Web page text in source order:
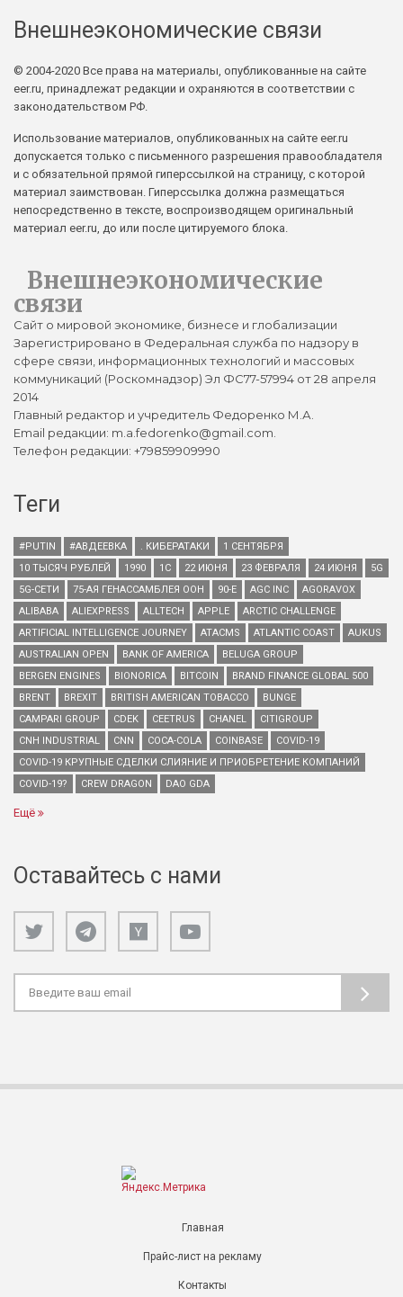
Внешнеэкономические связи
© 2004-2020 Все права на материалы, опубликованные на сайте
eer.ru, принадлежат редакции и охраняются в соответствии с
законодательством РФ.
Использование материалов, опубликованных на сайте eer.ru
допускается только с письменного разрешения правообладателя
и с обязательной прямой гиперссылкой на страницу, с которой
материал заимствован. Гиперссылка должна размещаться
непосредственно в тексте, воспроизводящем оригинальный
материал eer.ru, до или после цитируемого блока.
Внешнеэкономические
связи
Сайт о мировой экономике, бизнесе и глобализации
Зарегистрировано в Федеральная служба по надзору в
сфере связи, информационных технологий и массовых
коммуникаций (Роскомнадзор) Эл ФС77-57994 от 28 апреля
2014
Главный редактор и учредитель Федоренко М.А.
Email редакции: m.a.fedorenko@gmail.com.
Телефон редакции: +79859909990
Теги
#PUTIN #АВДЕЕВКА . КИБЕРАТАКИ
1 СЕНТЯБРЯ
10 ТЫСЯЧ РУБЛЕЙ
1990 1С 22 ИЮНЯ 23 ФЕВРАЛЯ 24 ИЮНЯ
5G
5G-СЕТИ
75-АЯ ГЕНАССАМБЛЕЯ ООН 90-Е AGC INC
AGORAVOX
ALIBABA
ALIEXPRESS ALLTECH APPLE
ARCTIC CHALLENGE
ARTIFICIAL INTELLIGENCE JOURNEY
ATACMS ATLANTIC COAST
AUKUS
AUSTRALIAN OPEN
BANK OF AMERICA
BELUGA GROUP
BERGEN ENGINES
BIONORICA BITCOIN
BRAND FINANCE GLOBAL 500
BRENT
BREXIT BRITISH AMERICAN TOBACCO
BUNGE
CAMPARI GROUP
CDEK CEETRUS CHANEL
CITIGROUP
CNH INDUSTRIAL
CNN COCA-COLA COINBASE
COVID-19
COVID-19 КРУПНЫЕ СДЕЛКИ СЛИЯНИЕ И ПРИОБРЕТЕНИЕ КОМПАНИЙ
COVID-19?
CREW DRAGON DAO GDA
Ещё
Оставайтесь с нами
Главная
Прайс-лист на рекламу
Контакты